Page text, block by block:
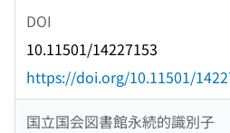
DOI
10.11501/14227153
https://doi.org/10.11501/
国立国会図書館永続的識別子